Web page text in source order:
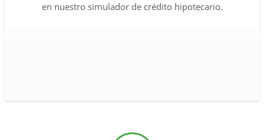
en nuestro simulador de crédito hipotecario.